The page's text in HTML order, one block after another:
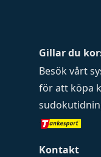
Gillar du
Besök vårt
för att köpa
Kontakt